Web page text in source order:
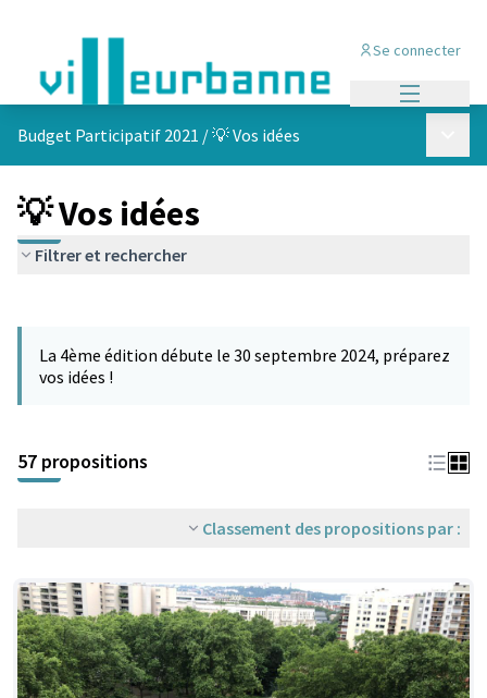
Se connecter
Budget Participatif 2021 /💡 Vos idées
💡 Vos idées
Filtrer et rechercher
La 4ème édition débute le 30 septembre 2024, préparez
vos idées !
57 propositions
Classement des propositions par :